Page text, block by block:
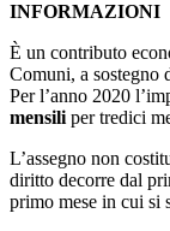
INFORMAZIONI
È un contributo
Comuni, a
Per l’anno 2020
mensiliper tredici
L’assegno non
diritto decorre dal
primo mese in cui si